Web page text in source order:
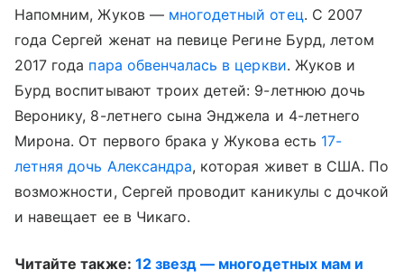
Напомним, Жуков — многодетный отец. С 2007
года Сергей женат на певице Регине Бурд, летом
2017 года пара обвенчалась в церкви. Жуков и
Бурд воспитывают троих детей: 9-летнюю дочь
Веронику, 8-летнего сына Энджела и 4-летнего
Мирона. От первого брака у Жукова есть 17-
летняя дочь Александра, которая живет в США. По
возможности, Сергей проводит каникулы с дочкой
и навещает ее в Чикаго.
Читайте также: 12 звезд — многодетных мам и